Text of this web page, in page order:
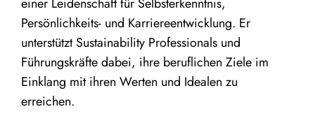
Persönlichkeits- und Karriereentwicklung. Er
unterstützt Sustainability Professionals und
Führungskräfte dabei, ihre beruflichen Ziele im
Einklang mit ihren Werten und Idealen zu
erreichen.